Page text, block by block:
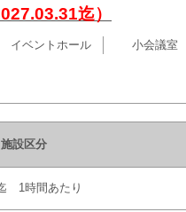
迄）
イベントホール 小会議室
設区分
1時間あたり